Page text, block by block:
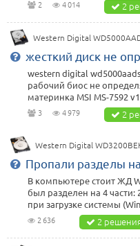
2 4 014 2
Western Digital
жесткий диск не
western digital
рабочий биос не
материнка MSI MS-7592
3 4 979 2
Western Digital
Пропали разделы
В компьютере стоит ЖД
был разделен на 4 части:
при загрузке системы
2 636 2